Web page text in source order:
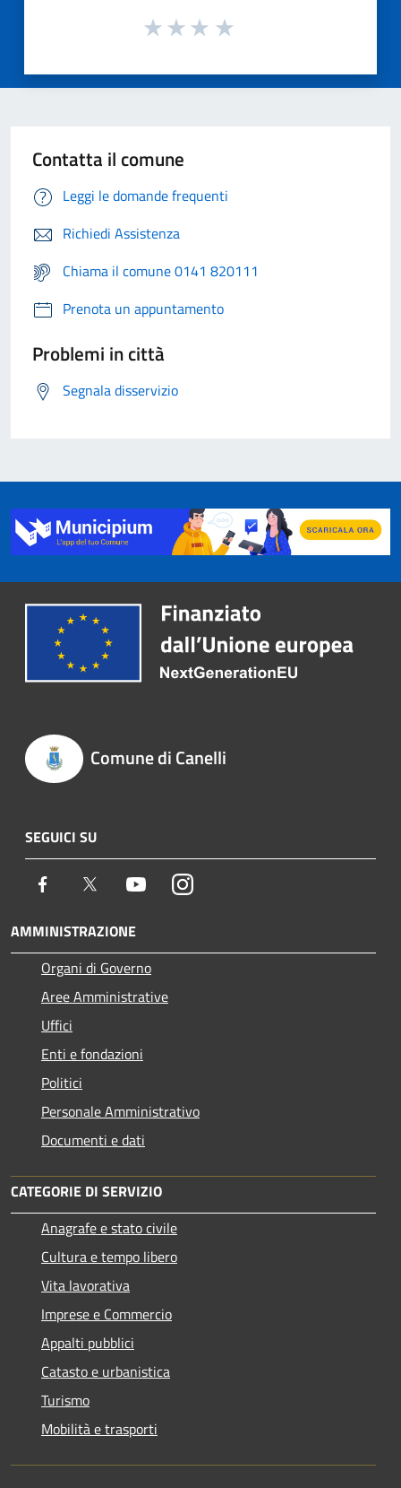
Contatta il comune
Leggi le domande frequenti
Richiedi Assistenza
Chiama il comune 0141 820111
Prenota un appuntamento
Problemi in città
Segnala disservizio
Comune di Canelli
SEGUICI SU
Facebook Twitter YoutubeInstagram
AMMINISTRAZIONE
Organi di Governo
Aree Amministrative
Uffici
Enti e fondazioni
Politici
Personale Amministrativo
Documenti e dati
CATEGORIE DI SERVIZIO
Anagrafe e stato civile
Cultura e tempo libero
Vita lavorativa
Imprese e Commercio
Appalti pubblici
Catasto e urbanistica
Turismo
Mobilità e trasporti